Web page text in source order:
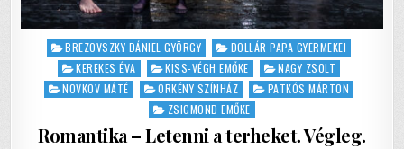
Posted
BREZOVSZKY DÁNIEL GYÖRGY
DOLLÁR PAPA GYERMEKEI
KEREKES ÉVA
KISS-VÉGH EMŐKE
NAGY ZSOLT
NOVKOV MÁTÉ
ÖRKÉNY SZÍNHÁZ
PATKÓS MÁRTON
ZSIGMOND EMŐKE
Romantika – Letenni a terheket. Végleg.